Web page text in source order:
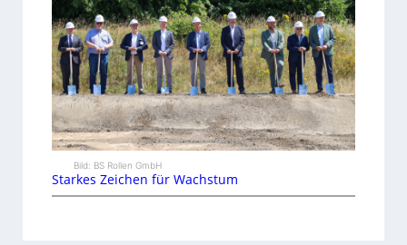
Bild: BS Rollen GmbH
Starkes Zeichen für Wachstum